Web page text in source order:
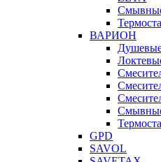
ВАРИОН
GPD
SAVOL